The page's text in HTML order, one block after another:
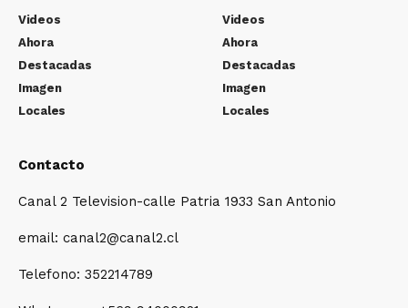
Videos
Ahora
Destacadas
Imagen
Locales
Videos
Ahora
Destacadas
Imagen
Locales
Contacto
Canal 2 Television-calle Patria 1933 San Antonio
email: canal2@canal2.cl
Telefono: 352214789